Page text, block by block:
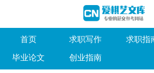
首页 求职写作 求职指
毕业论文 创业指南